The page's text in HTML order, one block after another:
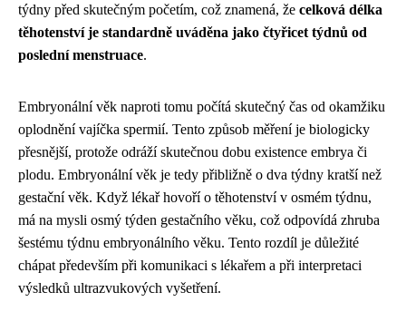
týdny před skutečným početím, což znamená, že celková délka
těhotenství je standardně uváděna jako čtyřicet týdnů od
poslední menstruace.
Embryonální věk naproti tomu počítá skutečný čas od okamžiku
oplodnění vajíčka spermií. Tento způsob měření je biologicky
přesnější, protože odráží skutečnou dobu existence embrya či
plodu. Embryonální věk je tedy přibližně o dva týdny kratší než
gestační věk. Když lékař hovoří o těhotenství v osmém týdnu,
má na mysli osmý týden gestačního věku, což odpovídá zhruba
šestému týdnu embryonálního věku. Tento rozdíl je důležité
chápat především při komunikaci s lékařem a při interpretaci
výsledků ultrazvukových vyšetření.